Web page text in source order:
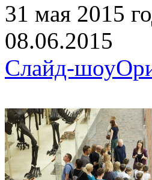
31 мая 2015
08.06.2015
Слайд-шоу